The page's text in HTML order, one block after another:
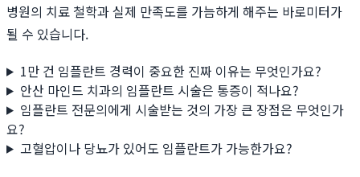
병원의 치료 철학과 실제 만족도를 가늠하게 해주는 바로미터가
될 수 있습니다.
1만 건 임플란트 경력이 중요한 진짜 이유는 무엇인가요?
안산 마인드 치과의 임플란트 시술은 통증이 적나요?
임플란트 전문의에게 시술받는 것의 가장 큰 장점은 무엇인가
요?
고혈압이나 당뇨가 있어도 임플란트가 가능한가요?